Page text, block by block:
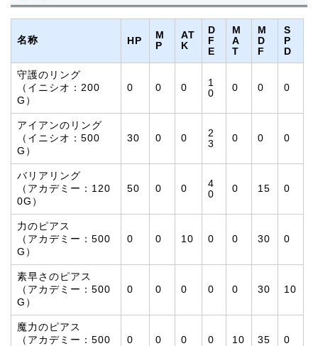
名称 HP
M
P
AT
K
D
F
E
M
A
T
M
D
F
S
P
D
守護のリング
（イニシオ：200
G）
0 0 0
1
0
0 0 0
アイアンのリング
（イニシオ：500
G）
30 0 0
2
3
0 0 0
バリアリング
（アカデミー：120
0G）
50 0 0
4
0
0 15 0
力のピアス
（アカデミー：500
G）
0 0 10 0 0 30 0
素早さのピアス
（アカデミー：500
G）
0 0 0 0 0 30 10
魔力のピアス
（アカデミー：500
0 0 0 0 10 35 0